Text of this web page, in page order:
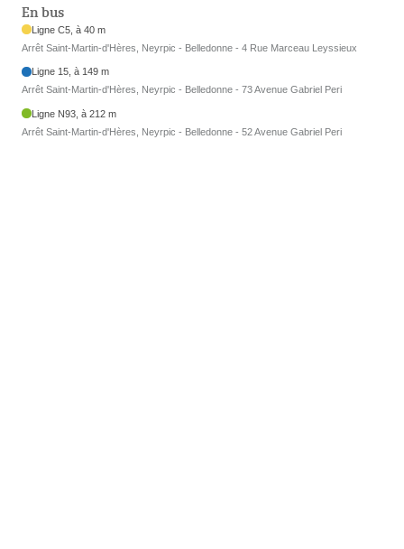
En bus
Ligne C5, à 40 m
Arrêt Saint-Martin-d'Hères, Neyrpic - Belledonne - 4 Rue Marceau Leyssieux
Ligne 15, à 149 m
Arrêt Saint-Martin-d'Hères, Neyrpic - Belledonne - 73 Avenue Gabriel Peri
Ligne N93, à 212 m
Arrêt Saint-Martin-d'Hères, Neyrpic - Belledonne - 52 Avenue Gabriel Peri